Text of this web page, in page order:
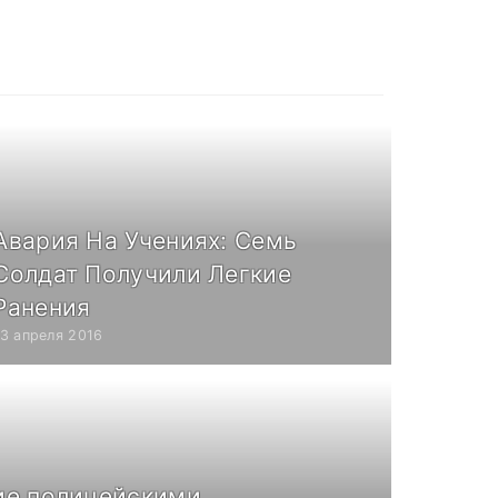
На Учениях: Семь
Получили Легкие
апреля 2016